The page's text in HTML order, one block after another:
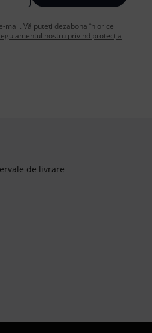
mail. Vă puteți dezabona în orice
nostru privind protecția
de livrare